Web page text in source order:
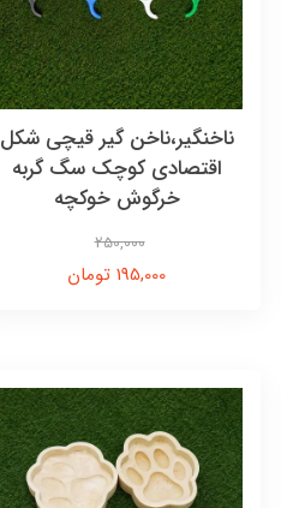
ناخنگیر،ناخن گیر قیچی شکل
اقتصادی کوچک سگ گربه
خرگوش خوکچه
250,000
195,000 تومان